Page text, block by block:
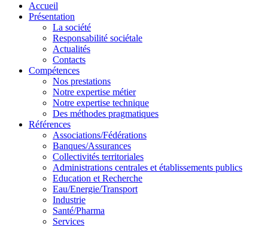
Accueil
Présentation
La société
Responsabilité sociétale
Actualités
Contacts
Compétences
Nos prestations
Notre expertise métier
Notre expertise technique
Des méthodes pragmatiques
Références
Associations/Fédérations
Banques/Assurances
Collectivités territoriales
Administrations centrales et établissements publics
Education et Recherche
Eau/Energie/Transport
Industrie
Santé/Pharma
Services